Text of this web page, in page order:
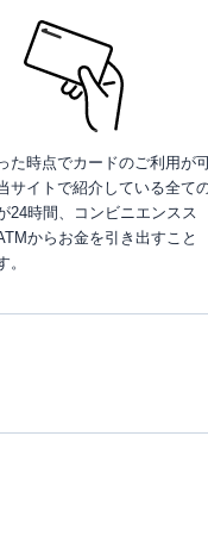
た時点でカードのご利用が
サイトで紹介している全て
24時間、コンビニエンスス
からお金を引き出すこと
。